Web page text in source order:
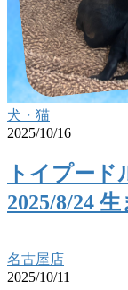
犬・猫
2025/10/16
トイプー
2025/8/24
名古屋店
2025/10/11